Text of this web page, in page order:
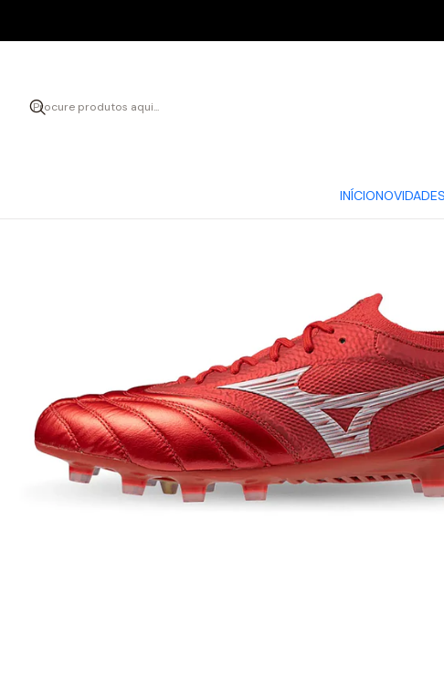
INÍCIONOVIDADES